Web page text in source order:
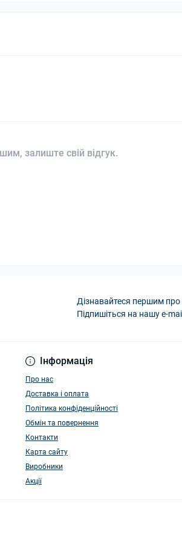
залиште свій відгук.
Дізнавайтеся першим про
Підпишіться на нашу e-
Інформація
Про нас
Доставка і оплата
Політика конфіденційності
Обмін та повернення
Контакти
Карта сайту
Виробники
Акції